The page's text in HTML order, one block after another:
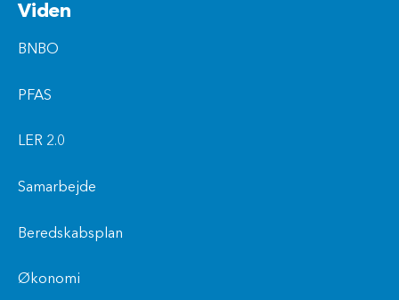
Viden
BNBO
PFAS
LER 2.0
Samarbejde
Beredskabsplan
Økonomi